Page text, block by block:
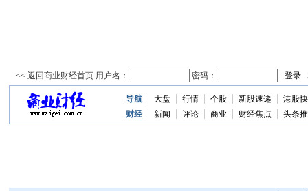
导航 大盘 行情 个股 新股速递
港股
财经
新闻 评论 商业 财经焦点 头条